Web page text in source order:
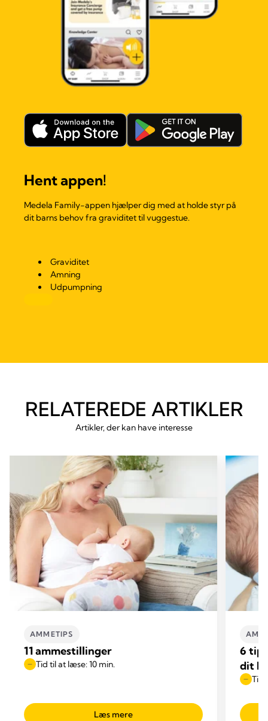
Hent appen!
Medela Family-appen hjælper dig med at holde styr på
dit barns behov fra graviditet til vuggestue.
Graviditet
Amning
Udpumpning
RELATEREDE ARTIKLER
Artikler, der kan have interesse
AMMETIPS
11 ammestillinger
Tid til at læse: 10 min.
Læs mere
6
dit
Tid